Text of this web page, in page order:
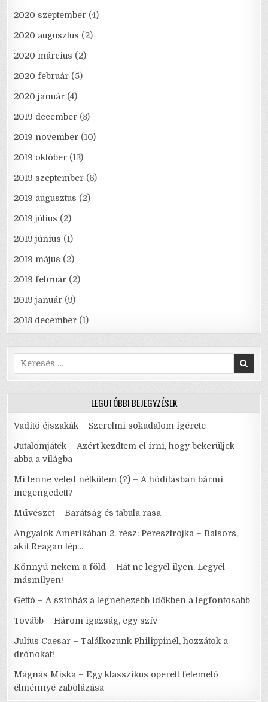
2020 szeptember (4)
2020 augusztus (2)
2020 március (2)
2020 február (5)
2020 január (4)
2019 december (8)
2019 november (10)
2019 október (13)
2019 szeptember (6)
2019 augusztus (2)
2019 július (2)
2019 június (1)
2019 május (2)
2019 február (2)
2019 január (9)
2018 december (1)
Search
for:
LEGUTÓBBI BEJEGYZÉSEK
Vadító éjszakák – Szerelmi sokadalom ígérete
Jutalomjáték – Azért kezdtem el írni, hogy bekerüljek
abba a világba
Mi lenne veled nélkülem (?) – A hódításban bármi
megengedett?
Művészet – Barátság és tabula rasa
Angyalok Amerikában 2. rész: Peresztrojka – Balsors,
akit Reagan tép…
Könnyű nekem a föld – Hát ne legyél ilyen. Legyél
másmilyen!
Gettó – A színház a legnehezebb időkben a legfontosabb
Tovább – Három igazság, egy szív
Julius Caesar – Találkozunk Philippinél, hozzátok a
drónokat!
Mágnás Miska – Egy klasszikus operett felemelő
élménnyé zabolázása